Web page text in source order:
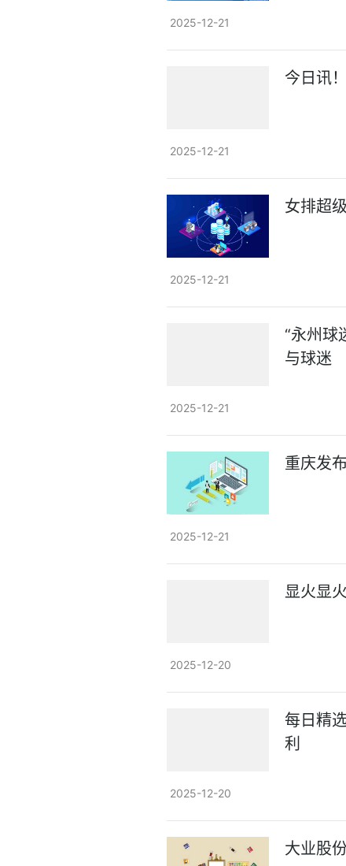
2025-12-21
今日讯
2025-12-21
女排超
2025-12-21
“永州球
与球迷
2025-12-21
重庆发
2025-12-21
显火显
2025-12-20
每日精
利
2025-12-20
大业股